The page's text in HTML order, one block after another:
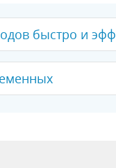
быстро и